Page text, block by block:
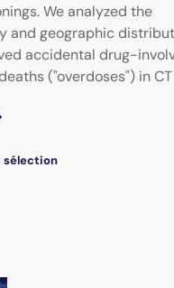
We analyzed the
and geographic
accidental drug-
("overdoses") in CT
sélection